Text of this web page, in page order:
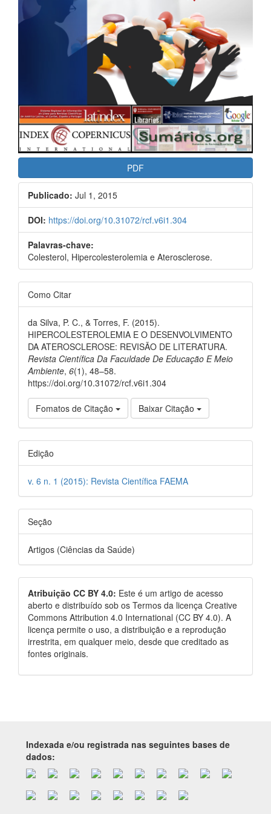
PDF
Publicado: Jul 1, 2015
DOI: https://doi.org/10.31072/rcf.v6i1.304
Palavras-chave:
Colesterol, Hipercolesterolemia e Aterosclerose.
Como Citar
da Silva, P. C., & Torres, F. (2015).
HIPERCOLESTEROLEMIA E O DESENVOLVIMENTO
DA ATEROSCLEROSE: REVISÃO DE LITERATURA.
Revista Científica Da Faculdade De Educação E Meio
Ambiente, 6(1), 48–58.
https://doi.org/10.31072/rcf.v6i1.304
Fomatos de Citação Baixar Citação
Edição
v. 6 n. 1 (2015): Revista Científica FAEMA
Seção
Artigos (Ciências da Saúde)
Atribuição CC BY 4.0: Este é um artigo de acesso
aberto e distribuído sob os Termos da licença Creative
Commons Attribution 4.0 International (CC BY 4.0). A
licença permite o uso, a distribuição e a reprodução
irrestrita, em qualquer meio, desde que creditado as
fontes originais.
Indexada e/ou registrada nas seguintes bases de
dados: